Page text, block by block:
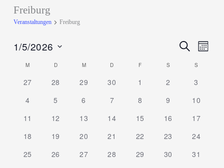
Freiburg
Veranstaltungen Freiburg
Veranstaltungen
Navigation
Suche
Monat
1/5/2026
wählen.
Kalender
Veranstaltungen
M D M D F S S
27 28 29 30 1 2
3
4
5 6 7 8 9
10
11
12 13 14 15 16
17
18
19 20 21 22 23
24
25
26 27 28 29 30 31